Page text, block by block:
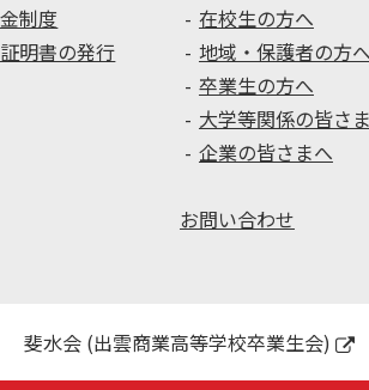
制度
明書の発行
在校生の方へ
地域・保護者の方へ
卒業生の方へ
大学等関係の皆さ
企業の皆さまへ
お問い合わせ
斐水会 (出雲商業高等学校卒業生会)